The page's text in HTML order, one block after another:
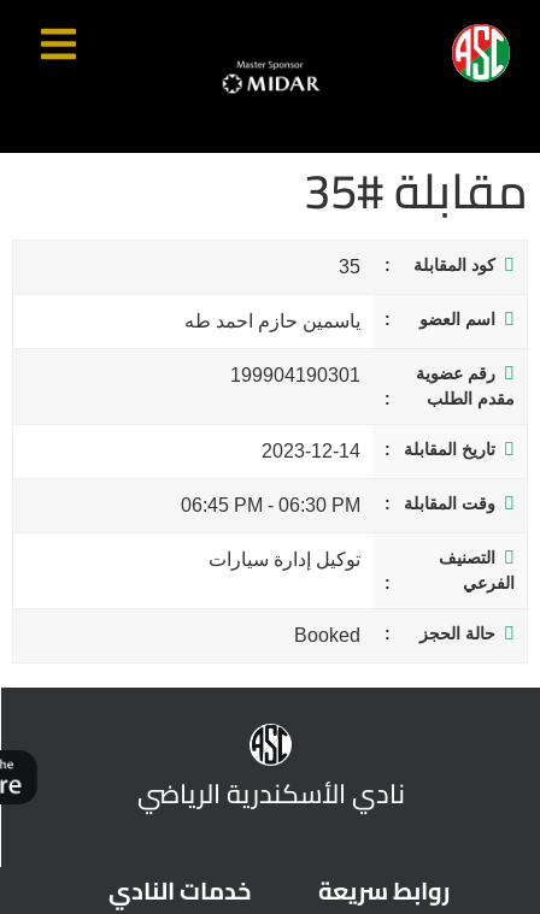
مقابلة #35
كود المقابلة 35
اسم العضو ياسمين حازم احمد طه
رقم عضوية
مقدم الطلب
199904190301
تاريخ المقابلة 2023-12-14
وقت المقابلة 06:30 PM
-
06:45 PM
التصنيف
الفرعي
توكيل إدارة سيارات
حالة الحجز Booked
نادي الأسكندرية الرياضي
روابط سريعة خدمات النادي